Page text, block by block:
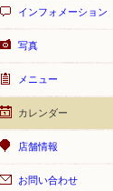
インフォメーション
写真
メニュー
カレンダー
店舗情報
お問い合わせ